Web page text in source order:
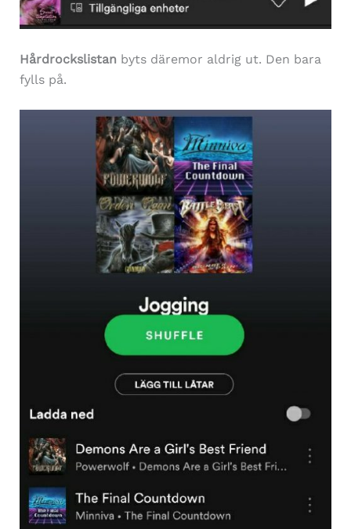
Hårdrockslistan byts däremor aldrig ut. Den bara
fylls på.